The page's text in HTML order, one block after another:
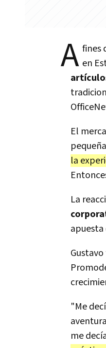
A fines
en
El
la
La
apuesta
"Me
me